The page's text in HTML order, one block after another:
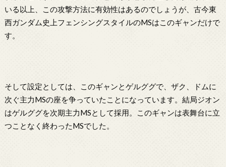
いる以上、この攻撃方法に有効性はあるのでしょうが、古今東
西ガンダム史上フェンシングスタイルのMSはこのギャンだけで
す。
そして設定としては、このギャンとゲルググで、ザク、ドムに
次ぐ主力MSの座を争っていたことになっています。結局ジオン
はゲルググを次期主力MSとして採用。このギャンは表舞台に立
つことなく終わったMSでした。